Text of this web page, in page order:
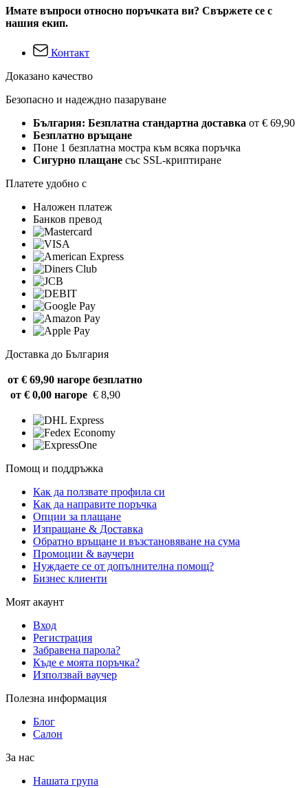
Имате въпроси относно поръчката ви? Свържете се с
нашия екип.
Контакт
Доказано качество
Безопасно и надеждно пазаруване
България: Безплатна стандартна доставка от € 69,90
Безплатно връщане
Поне 1 безплатна мостра към всяка поръчка
Сигурно плащане със SSL-криптиране
Платете удобно с
Наложен платеж
Банков превод
Доставка до България
от € 69,90 нагоре безплатно
от € 0,00 нагоре € 8,90
Помощ и поддръжка
Как да ползвате профила си
Как да направите поръчка
Опции за плащане
Изпращане & Доставка
Обратно връщане и възстановяване на сума
Промоции & ваучери
Нуждаете се от допълнителна помощ?
Бизнес клиенти
Моят акаунт
Вход
Регистрация
Забравена парола?
Къде е моята поръчка?
Използвай ваучер
Полезна информация
Блог
Салон
За нас
Нашата група